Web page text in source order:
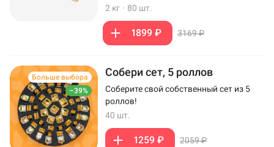
2 кг · 80 шт.
1899 ₽ 3169 ₽
–39%
Больше выбора Собери сет, 5 роллов
Соберите свой собственный сет из 5
роллов!
40 шт.
1259 ₽ 2059 ₽